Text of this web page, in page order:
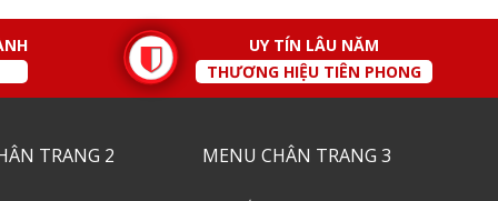
UY TÍN LÂU NĂM
THƯƠNG HIỆU TIÊN PHONG
TRANG 2 MENU CHÂN TRANG 3